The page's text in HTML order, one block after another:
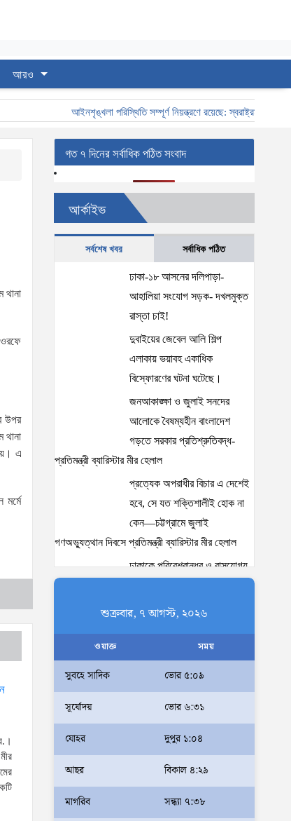
আরও
আইনশৃঙ্খলা পরিস্থিতি সম্পূর্ণ নিয়ন্ত্রণে রয়েছে: স্বরাষ্ট্রমন্ত্রী
থানা
উপর
থানা
এ
গত ৭ দিনের সর্বাধিক পঠিত সংবাদ
আর্কাইভ
সর্বশেষ খবর সর্বাধিক পঠিত
ঢাকা-১৮ আসনের দলিপাড়া-
আহালিয়া সংযোগ সড়ক- দখলমুক্ত
রাস্তা চাই!
দুবাইয়ের জেবেল আলি শিল্প
এলাকায় ভয়াবহ একাধিক
বিস্ফোরণের ঘটনা ঘটেছে।
জনআকাঙ্ক্ষা ও জুলাই সনদের
আলোকে বৈষম্যহীন বাংলাদেশ
গড়তে সরকার প্রতিশ্রুতিবদ্ধ-
প্রতিমন্ত্রী ব্যারিস্টার মীর হেলাল
প্রত্যেক অপরাধীর বিচার এ দেশেই
হবে, সে যত শক্তিশালীই হোক না
কেন—চট্টগ্রামে জুলাই
গণঅভ্যুত্থান দিবসে প্রতিমন্ত্রী ব্যারিস্টার মীর হেলাল
ঢাকাকে পরিবেশবান্ধব ও বাসযোগ্য
নাগরিকদের দায়িত্বশীল ভূমিকা
ব্যারিস্টার মীর হেলাল
কার্যকর উদ্যোগ নেয়ার আহ্বান
পার্বত্য প্রতিমন্ত্রীর
শুক্রবার, ৭ আগস্ট, ২০২৬
ওয়াক্ত সময়
সুবহে সাদিক ভোর ৫:০৯
সূর্যোদয় ভোর ৬:৩১
যোহর দুপুর ১:০৪
আছর বিকাল ৪:২৯
মাগরিব সন্ধ্যা ৭:৩৮